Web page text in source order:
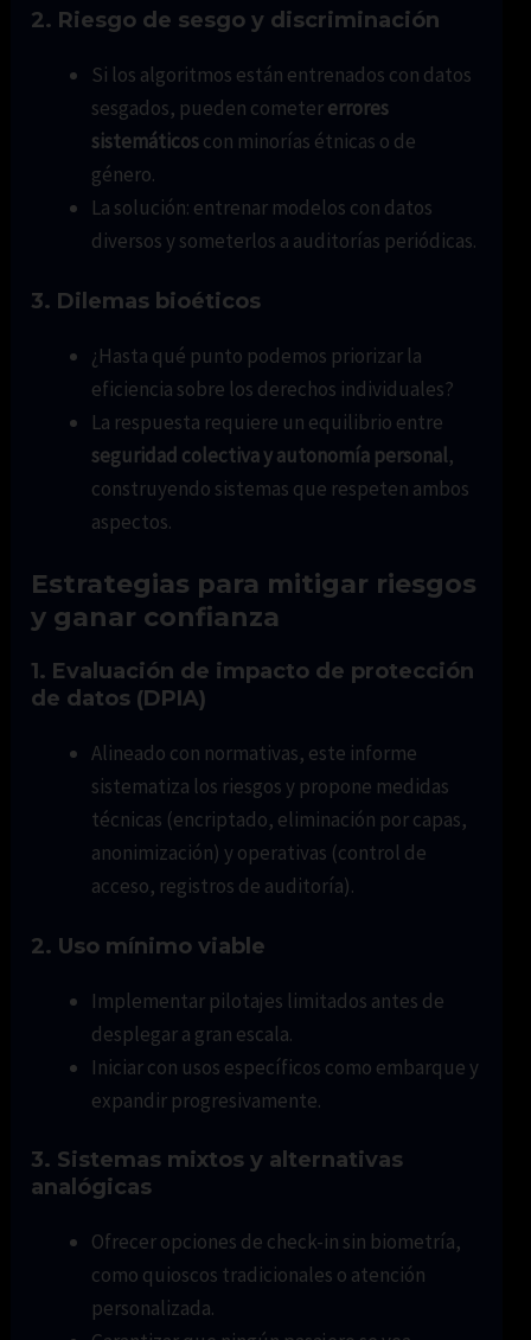
2. Riesgo de sesgo y discriminación
Si los algoritmos están entrenados con datos
sesgados, pueden cometererrores
sistemáticoscon minorías étnicas o de
género.
La solución: entrenar modelos con datos
diversos y someterlos a auditorías periódicas.
3. Dilemas bioéticos
¿Hasta qué punto podemos priorizar la
eficiencia sobre los derechos individuales?
La respuesta requiere un equilibrio entre
seguridad colectiva y autonomía personal,
construyendo sistemas que respeten ambos
aspectos.
Estrategias para mitigar riesgos
y ganar confianza
1. Evaluación de impacto de protección
de datos (DPIA)
Alineado con normativas, este informe
sistematiza los riesgos y propone medidas
técnicas (encriptado, eliminación por capas,
anonimización) y operativas (control de
acceso, registros de auditoría).
2. Uso mínimo viable
Implementar pilotajes limitados antes de
desplegar a gran escala.
Iniciar con usos específicos como embarque y
expandir progresivamente.
3. Sistemas mixtos y alternativas
analógicas
Ofrecer opciones de check-in sin biometría,
como quioscos tradicionales o atención
personalizada.